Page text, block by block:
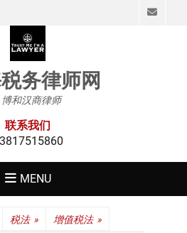
务律师网
博和汉商律师
联系我们
MENU
税法 » 增值税法 »